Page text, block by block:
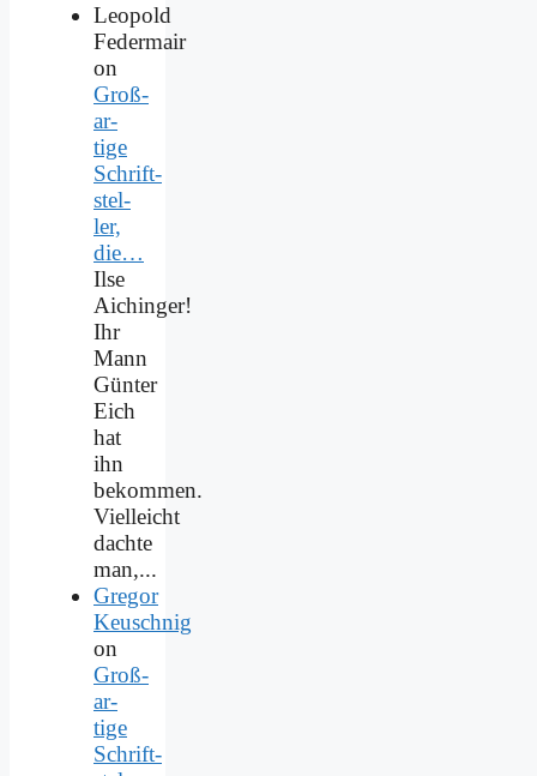
Leopold
Federmair
on
Groß­
ar­
ti­ge
Schrift­
stel­
ler,
die…
Ilse
Aichinger!
Ihr
Mann
Günter
Eich
hat
ihn
bekommen.
Vielleicht
dachte
man,...
Gregor
Keuschnig
on
Groß­
ar­
ti­ge
Schrift­